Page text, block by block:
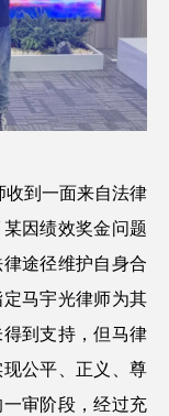
收到一面来自法律
因绩效奖金问题
途径维护自身合
马宇光律师为其
到支持，但马律
公平、正义、尊
审阶段，经过充